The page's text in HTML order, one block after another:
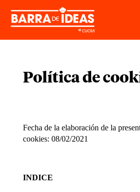
Política de
Fecha de la elaboración de la
cookies: 08/02/2021
INDICE